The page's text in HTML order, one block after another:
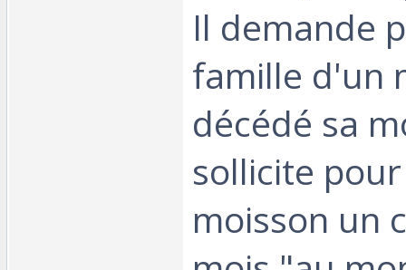
Il demande
famille d'un
décédé sa
sollicite
moisson un